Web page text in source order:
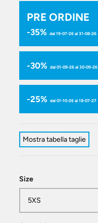
PRE ORDINE
-35% dal 19-07-26 al 31-08-26
-30% dal 01-09-26 al 30-09-26
-25% dal 01-10-26 al 18-07-27
Mostra tabella taglie
Size
5XS